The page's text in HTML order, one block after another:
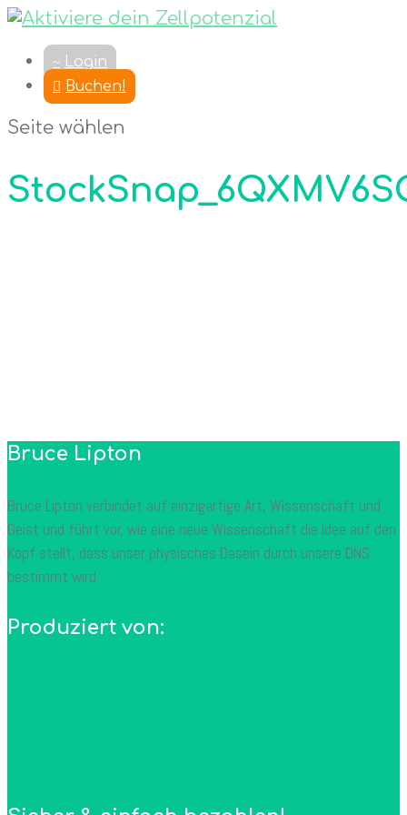
Login
Buchen!
Seite wählen
Bruce Lipton
Bruce Lipton verbindet auf einzigartige Art, Wissenschaft und
Geist und führt vor, wie eine neue Wissenschaft die Idee auf den
Kopf stellt, dass unser physisches Dasein durch unsere DNS
bestimmt wird
Produziert von: